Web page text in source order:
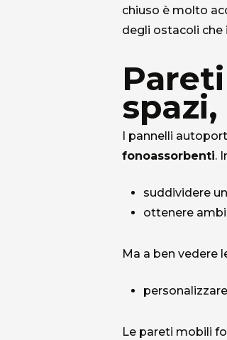
chiuso è molto
degli ostacoli che
I pannelli
fonoassorbenti.
suddividere
ottenere
Ma a ben vedere
Le pareti mobili